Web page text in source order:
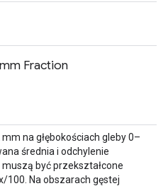
Fraction
na głębokościach gleby 0–
średnia i odchylenie
być przekształcone
100. Na obszarach gęstej